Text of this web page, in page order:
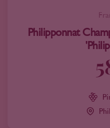
Philipponnat